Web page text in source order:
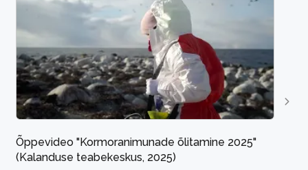
Õppevideo "Kormoranimunade õlitamine 2025"
(Kalanduse teabekeskus, 2025)